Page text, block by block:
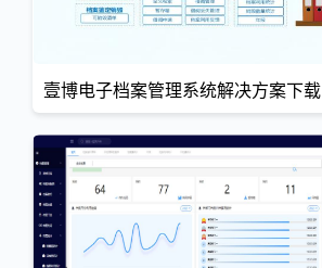
壹博电子档案管理系统解决方案下载